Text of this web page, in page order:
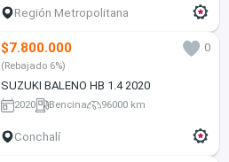
Región Metropolitana
$7.800.000 0
(Rebajado 6%)
SUZUKI BALENO HB 1.4 2020
2020 Bencina 96000 km
Conchalí